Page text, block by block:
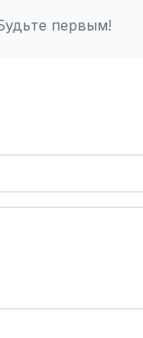
первым!